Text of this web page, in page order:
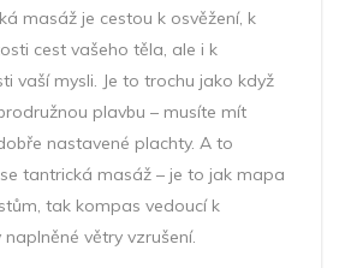
masáž je cestou k osvěžení, k
cest vašeho těla, ale i k
vaší mysli. Je to trochu jako když
plavbu – musíte mít
nastavené plachty. A to
tantrická masáž – je to jak mapa
tak kompas vedoucí k
větry vzrušení.